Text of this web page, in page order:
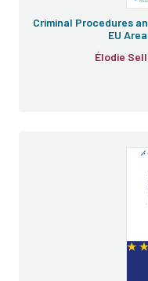
Criminal Procedures
EU
Élodie